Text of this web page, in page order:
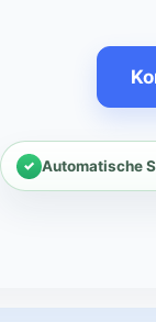
Automatische